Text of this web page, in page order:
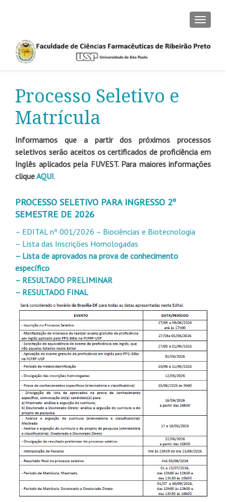
Processo Seletivo e
Matrícula
Informamos que a partir dos próximos processos
seletivos serão aceitos os certificados de proficiência em
Inglês aplicados pela FUVEST. Para maiores informações
cliqueAQUI.
PROCESSO SELETIVO PARA INGRESSO 2º
SEMESTRE DE 2026
– EDITAL nº 001/2026 – Biociências e Biotecnologia
– Lista das Inscrições Homologadas
– Lista de aprovados na prova de conhecimento
específico
– RESULTADO PRELIMINAR
– RESULTADO FINAL